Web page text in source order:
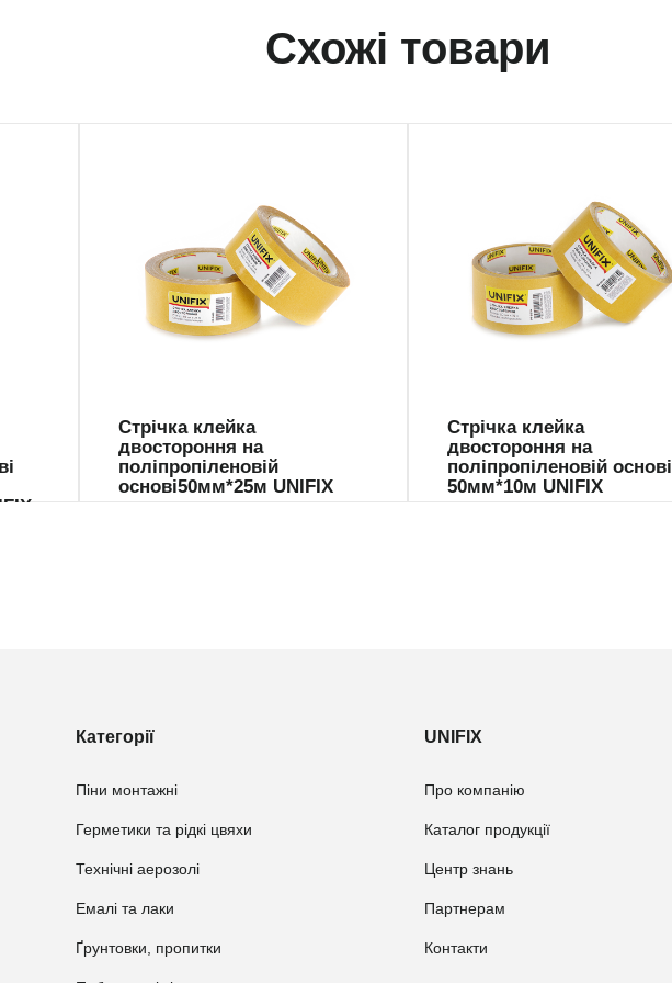
Схожі товари
Стрічка клейка
двостороння на
поліпропіленовій
основі50мм*25м UNIFIX
PP-5025
Стрічка клейка
двостороння на
поліпропіленовій основі
50мм*10м UNIFIX
PP-5010
Категорії
Піни монтажні
Герметики та рідкі цвяхи
Технічні аерозолі
Емалі та лаки
Ґрунтовки, пропитки
UNIFIX
Про компанію
Каталог продукції
Центр знань
Партнерам
Контакти